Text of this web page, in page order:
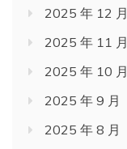
2025 年 12 月
2025 年 11 月
2025 年 10 月
2025 年 9 月
2025 年 8 月